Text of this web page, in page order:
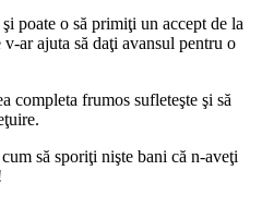
poate o să primiţi un accept de la
ar ajuta să daţi avansul pentru o
completa frumos sufleteşte şi să
să sporiţi nişte bani că n-aveţi